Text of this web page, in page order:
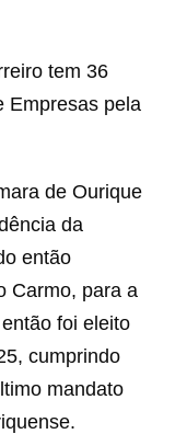
tem 36
Empresas pela
de Ourique
da
então
Carmo, para a
foi eleito
cumprindo
mandato